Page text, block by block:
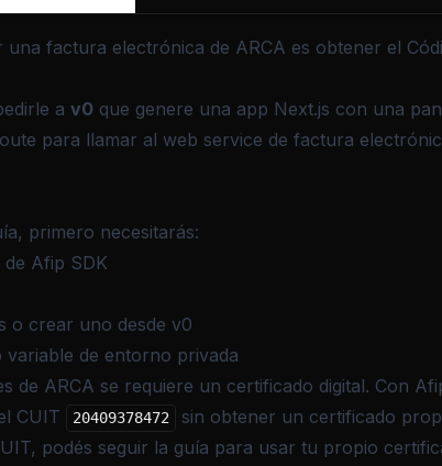
factura electrónica de ARCA es obtener el
a v0 que genere una app Next.js con una
para llamar al web service de factura
primero necesitarás:
Afip SDK
o crear uno desde v0
de entorno privada
de ARCA se requiere un certificado digital. Con
CUIT
20409378472
sin obtener un certificado
podés seguir la guía para usar tu propio